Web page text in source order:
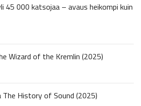
45 000 katsojaa – avaus heikompi kuin
Wizard of the Kremlin (2025)
History of Sound (2025)